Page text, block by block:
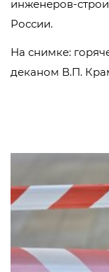
инженеров-
России.
На снимке:
деканом В.П.